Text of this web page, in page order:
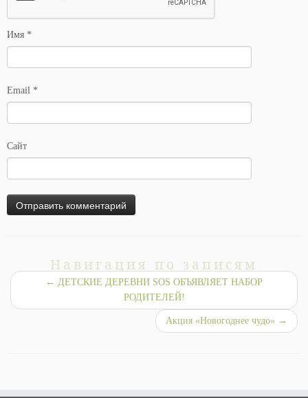
Имя *
Email *
Сайт
Навигация по записям
← ДЕТСКИЕ ДЕРЕВНИ SOS ОБЪЯВЛЯЕТ НАБОР
РОДИТЕЛЕЙ!
Акция «Новогоднее чудо» →